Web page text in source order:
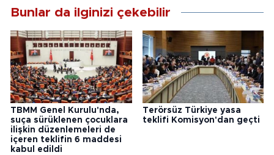
Bunlar da ilginizi çekebilir
TBMM Genel Kurulu'nda,
suça sürüklenen çocuklara
ilişkin düzenlemeleri de
içeren teklifin 6 maddesi
kabul edildi
Terörsüz Türkiye yasa
teklifi Komisyon'dan geçti